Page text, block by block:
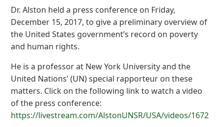
Dr. Alston held a press conference on Friday,
December 15, 2017, to give a preliminary overview of
the United States government’s record on poverty
and human rights.
He is a professor at New York University and the
United Nations’ (UN) special rapporteur on these
matters. Click on the following link to watch a video
of the press conference:
https://livestream.com/AlstonUNSR/USA/videos/